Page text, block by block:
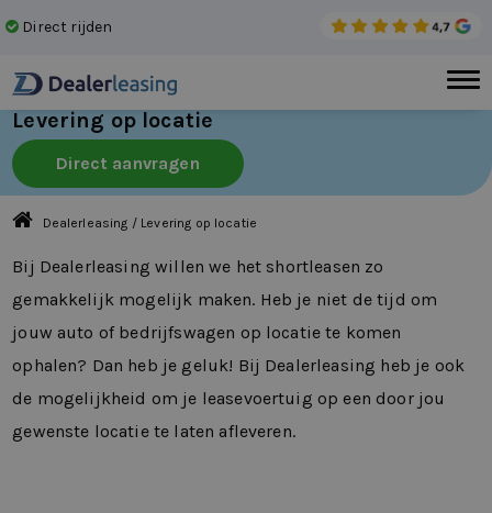
Direct rijden
Levering op locatie
Direct aanvragen
Dealerleasing / Levering op locatie
Bij Dealerleasing willen we het shortleasen zo
gemakkelijk mogelijk maken. Heb je niet de tijd om
jouw auto of bedrijfswagen op locatie te komen
ophalen? Dan heb je geluk! Bij Dealerleasing heb je ook
de mogelijkheid om je leasevoertuig op een door jou
gewenste locatie te laten afleveren.